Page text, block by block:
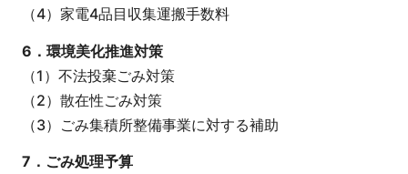
（4）家電4品目収集運搬手数料
6．環境美化推進対策
（1）不法投棄ごみ対策
（2）散在性ごみ対策
（3）ごみ集積所整備事業に対する補助
7．ごみ処理予算